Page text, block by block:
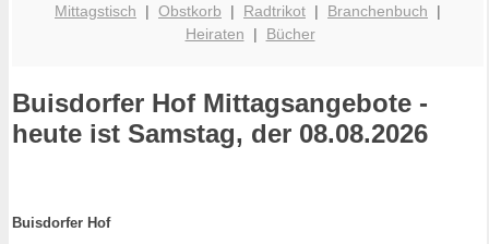
Mittagstisch | Obstkorb | Radtrikot | Branchenbuch |
Heiraten | Bücher
Buisdorfer Hof Mittagsangebote -
heute ist Samstag, der 08.08.2026
Buisdorfer Hof